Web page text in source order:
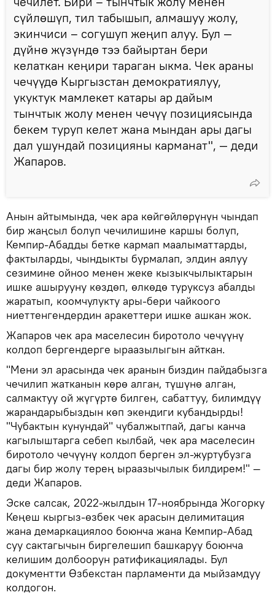
сүйлөшүп, тил табышып, алмашуу жолу,
экинчиси – согушуп жеңип алуу. Бул —
дүйнө жүзүндө тээ байыртан бери
келаткан кеңири тараган ыкма. Чек араны
чечүүдө Кыргызстан демократиялуу,
укуктук мамлекет катары ар дайым
тынчтык жолу менен чечүү позициясында
бекем туруп келет жана мындан ары дагы
дал ушундай позицияны карманат", — деди
Жапаров.
Анын айтымында, чек ара көйгөйлөрүнүн чындап
бир жаңсыл болуп чечилишине каршы болуп,
Кемпир-Абадды бетке кармап маалыматтарды,
фактыларды, чындыкты бурмалап, элдин аялуу
сезимине ойноо менен жеке кызыкчылыктарын
ишке ашырууну көздөп, өлкөдө туруксуз абалды
жаратып, коомчулукту ары-бери чайкоого
ниеттенгендердин аракеттери ишке ашкан жок.
Жапаров чек ара маселесин биротоло чечүүнү
колдоп бергендерге ыраазылыгын айткан.
"Мени эл арасында чек аранын биздин пайдабызга
чечилип жатканын көрө алган, түшүнө алган,
салмактуу ой жүгүртө билген, сабаттуу, билимдүү
жарандарыбыздын көп экендиги кубандырды!
"Чубактын кунундай" чубалжытпай, дагы канча
кагылыштарга себеп кылбай, чек ара маселесин
биротоло чечүүнү колдоп берген эл-журтубузга
дагы бир жолу терең ыраазычылык билдирем!" —
деди Жапаров.
Эске салсак, 2022-жылдын 17-ноябрында Жогорку
Кеңеш кыргыз-өзбек чек арасын делимитация
жана демаркациялоо боюнча жана Кемпир-Абад
суу сактагычын биргелешип башкаруу боюнча
келишим долбоорун ратификациялады. Бул
документти Өзбекстан парламенти да мыйзамдуу
колдогон.